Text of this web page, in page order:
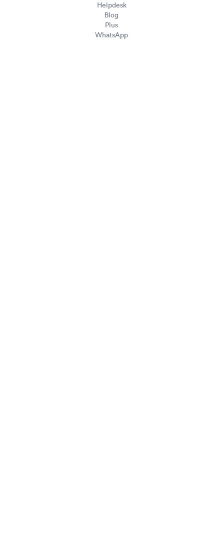
Helpdesk
Blog
Plus
WhatsApp